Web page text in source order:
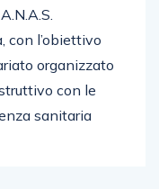
con l’obiettivo
organizzato
con le
sanitaria